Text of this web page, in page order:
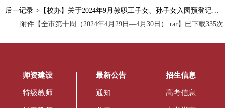
后一记录->【校办】关于2024年9月教职工子女、孙子女入园预登记的通知
附件【全市第十周（2024年4月29日—4月30日）.rar】已下载335次
师资建设
特级教师
最新公告
通知
招生信息
高考信息